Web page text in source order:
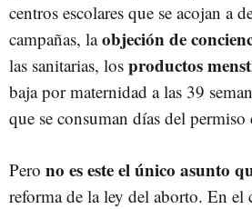
centros escolares que se acojan a
campañas, laobjeción de
las sanitarias, los productos
baja por maternidad a las 39
que se consuman días del permiso
Pero no es este el único asunto
reforma de la ley del aborto. En